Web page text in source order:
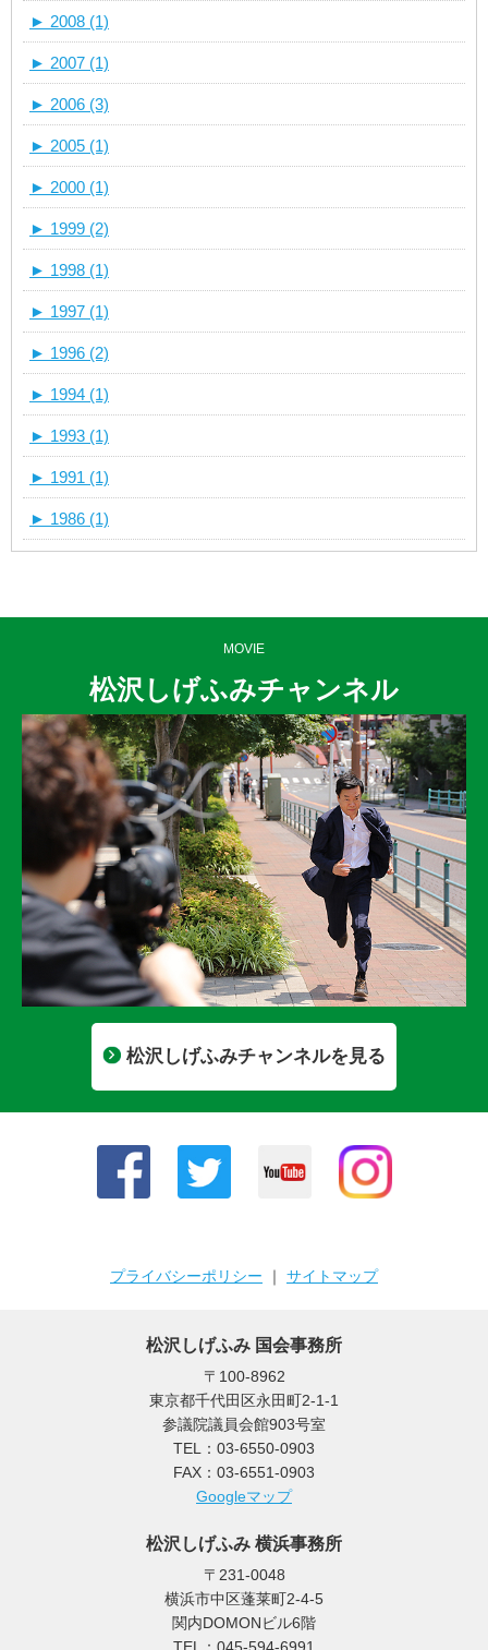
► 2008 (1)
► 2007 (1)
► 2006 (3)
► 2005 (1)
► 2000 (1)
► 1999 (2)
► 1998 (1)
► 1997 (1)
► 1996 (2)
► 1994 (1)
► 1993 (1)
► 1991 (1)
► 1986 (1)
MOVIE
松沢しげふみチャンネル
松沢しげふみチャンネルを見る
プライバシーポリシー ｜ サイトマップ
松沢しげふみ 国会事務所
〒100-8962
東京都千代田区永田町2-1-1
参議院議員会館903号室
TEL：03-6550-0903
FAX：03-6551-0903
Googleマップ
松沢しげふみ 横浜事務所
〒231-0048
横浜市中区蓬莱町2-4-5
関内DOMONビル6階
TEL：045-594-6991